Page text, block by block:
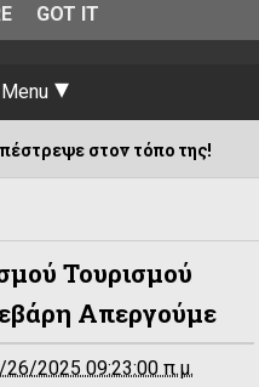
της! 08/08/
Τουρισμού
Απεργούμε
26/2025 09:23:00 π.μ.
GOT IT